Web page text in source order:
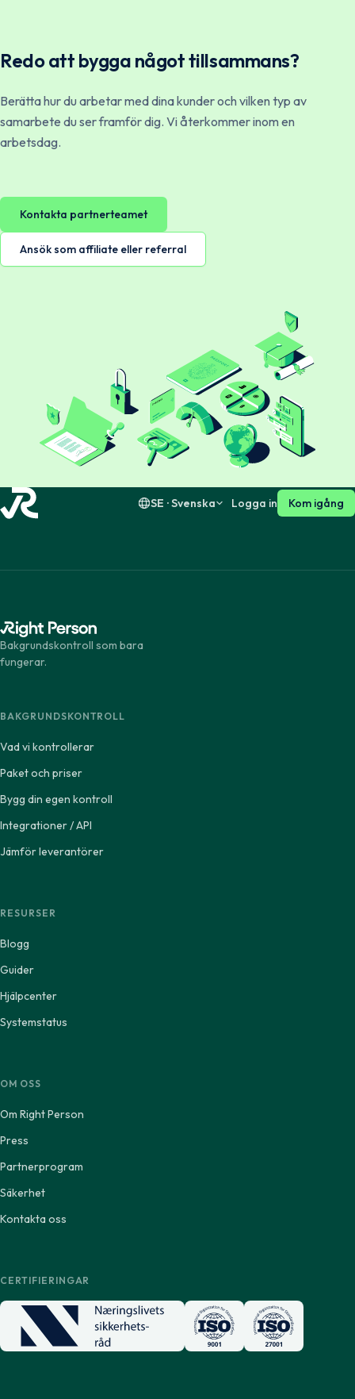
Redo att bygga något tillsammans?
Berätta hur du arbetar med dina kunder och vilken typ av
samarbete du ser framför dig. Vi återkommer inom en
arbetsdag.
Kontakta partnerteamet
Ansök som affiliate eller referral
SE · Svenska
Norsk English
Dansk English
Suomi English
Logga in Kom igång
Bakgrundskontroll som bara
fungerar.
BAKGRUNDSKONTROLL
Vad vi kontrollerar
Paket och priser
Bygg din egen kontroll
Integrationer / API
Jämför leverantörer
RESURSER
Blogg
Guider
Hjälpcenter
Systemstatus
OM OSS
Om Right Person
Press
Partnerprogram
Säkerhet
Kontakta oss
CERTIFIERINGAR